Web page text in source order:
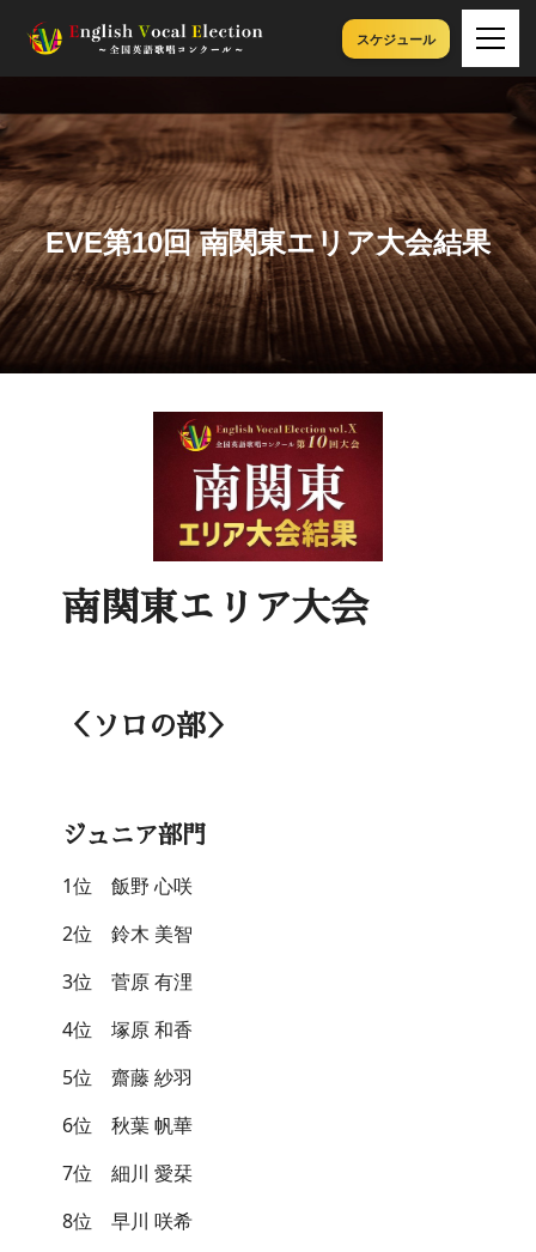
スケジュール
EVE第10回 南関東エリア大会結果
南関東エリア大会
＜ソロの部＞
ジュニア部門
1位 飯野 心咲
2位 鈴木 美智
3位 菅原 有浬
4位 塚原 和香
5位 齋藤 紗羽
6位 秋葉 帆華
7位 細川 愛栞
8位 早川 咲希